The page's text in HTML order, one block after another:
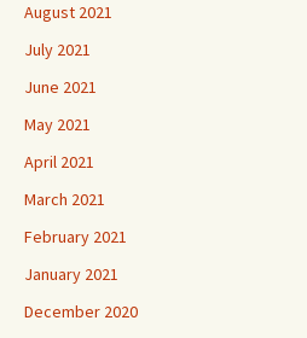
August 2021
July 2021
June 2021
May 2021
April 2021
March 2021
February 2021
January 2021
December 2020